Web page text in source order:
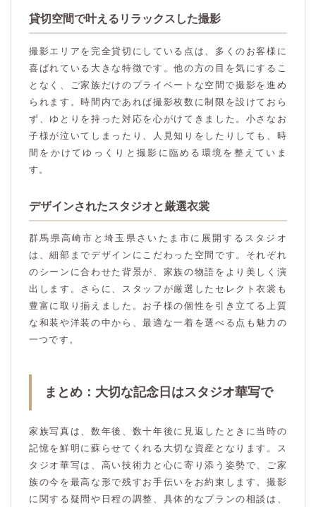
貸切空間で叶えるリラックスした撮影
撮影エリアを完全貸切にしている点は、多くのお客様に
喜ばれている大きな特徴です。他の方の目を気にするこ
となく、ご家族だけのプライベートな空間で撮影を進め
られます。時間内であれば撮影枚数に制限を設けておら
ず、ゆとりを持った対応を心がけてきました。小さなお
子様が泣いてしまったり、人見知りをしたりしても、時
間をかけてゆっくりと撮影に臨める環境を整えていま
す。
デザインされたスタジオと厳選衣裳
群馬県高崎市と埼玉県さいたま市に展開するスタジオ
は、細部までデザインにこだわった空間です。それぞれ
のシーンに合わせた背景が、家族の物語をより美しく演
出します。さらに、スタッフが厳選したセレクト衣裳も
豊富に取り揃えました。お子様の個性を引き立てる上質
な和装や洋装の中から、最適な一着を選べる点も魅力の
一つです。
まとめ：大切な記念日はスタジオ華写で
家族写真は、数年後、数十年後に見返したときに当時の
記憶を鮮明に蘇らせてくれる大切な資産となります。ス
タジオ華写は、高い技術力と心に寄り添う姿勢で、ご家
族の今を最高な形で残すお手伝いをお約束します。撮影
に関する疑問や日程の調整、具体的なプランの相談は、